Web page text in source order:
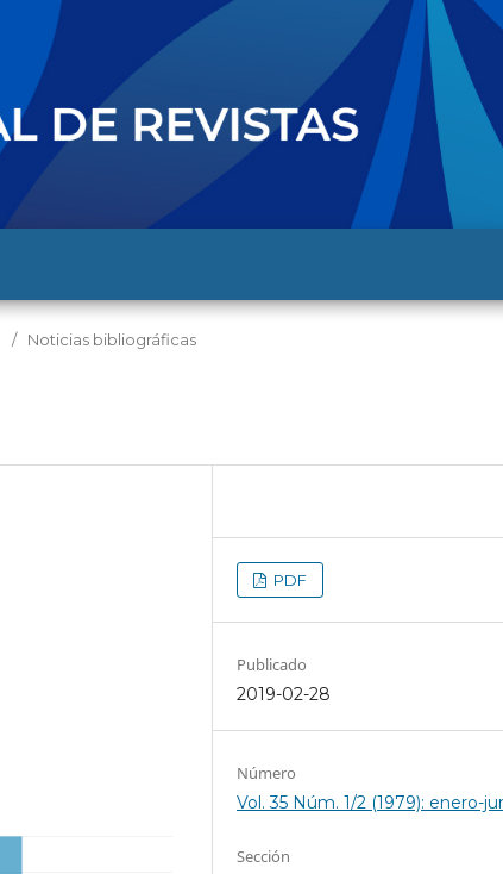
/ Noticias bibliográficas
PDF
Publicado
2019-02-28
Número
Vol. 35 Núm. 1/2 (1979): enero-
Sección